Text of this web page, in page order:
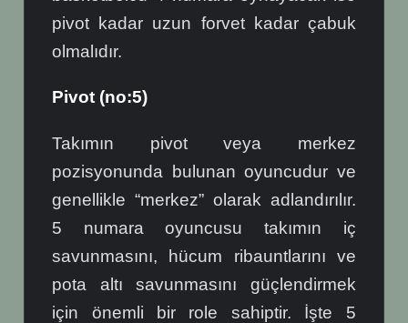
pivot kadar uzun forvet kadar çabuk
olmalıdır.
Pivot (no:5)
Takımın pivot veya merkez
pozisyonunda bulunan oyuncudur ve
genellikle “merkez” olarak adlandırılır.
5 numara oyuncusu takımın iç
savunmasını, hücum ribauntlarını ve
pota altı savunmasını güçlendirmek
için önemli bir role sahiptir. İşte 5